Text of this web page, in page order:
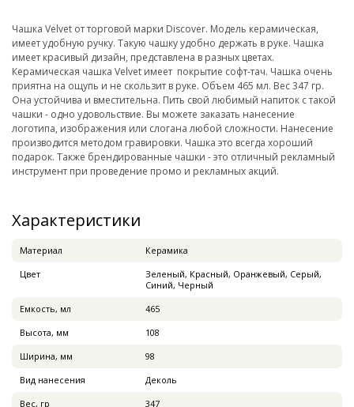
Чашка Velvet от торговой марки Discover. Модель керамическая,
имеет удобную ручку. Такую чашку удобно держать в руке. Чашка
имеет красивый дизайн, представлена в разных цветах.
Керамическая чашка Velvet имеет покрытие софт-тач. Чашка очень
приятна на ощупь и не скользит в руке. Объем 465 мл. Вес 347 гр.
Она устойчива и вместительна. Пить свой любимый напиток с такой
чашки - одно удовольствие. Вы можете заказать нанесение
логотипа, изображения или слогана любой сложности. Нанесение
производится методом гравировки. Чашка это всегда хороший
подарок. Также брендированные чашки - это отличный рекламный
инструмент при проведение промо и рекламных акций.
Характеристики
Материал
Керамика
Цвет
Зеленый, Красный, Оранжевый, Серый,
Синий, Черный
Емкость, мл
465
Высота, мм
108
Ширина, мм
98
Вид нанесения
Деколь
Вес, гр
347